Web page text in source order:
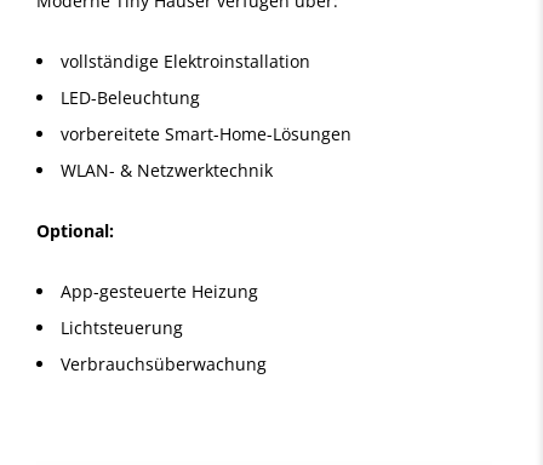
vollständige Elektroinstallation
LED-Beleuchtung
vorbereitete Smart-Home-Lösungen
WLAN- & Netzwerktechnik
Optional:
App-gesteuerte Heizung
Lichtsteuerung
Verbrauchsüberwachung